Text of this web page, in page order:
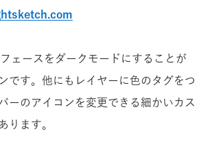
ェースをダークモードにすることが
です。他にもレイヤーに色のタグをつ
ーのアイコンを変更できる細かいカス
ります。